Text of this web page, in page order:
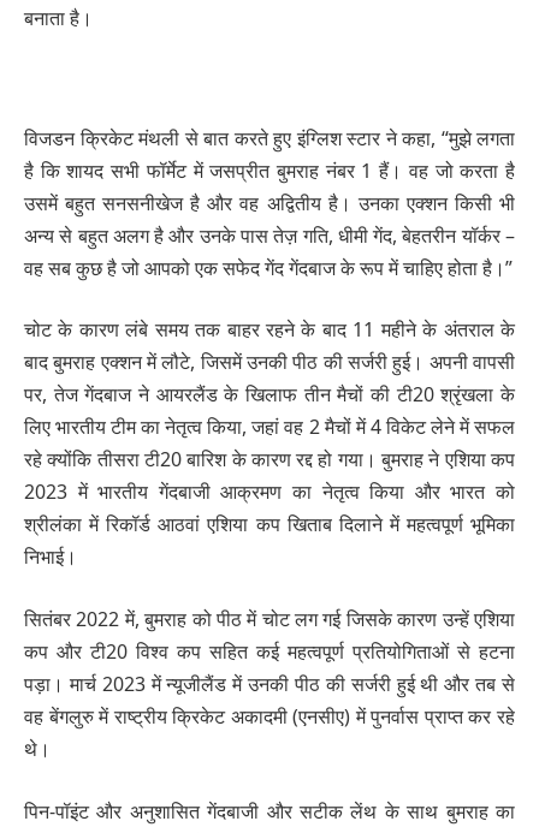
बनाता है।
विजडन क्रिकेट मंथली से बात करते हुए इंग्लिश स्टार ने कहा, “मुझे लगता
है कि शायद सभी फॉर्मेट में जसप्रीत बुमराह नंबर 1 हैं। वह जो करता है
उसमें बहुत सनसनीखेज है और वह अद्वितीय है। उनका एक्शन किसी भी
अन्य से बहुत अलग है और उनके पास तेज़ गति, धीमी गेंद, बेहतरीन यॉर्कर –
वह सब कुछ है जो आपको एक सफेद गेंद गेंदबाज के रूप में चाहिए होता है।”
चोट के कारण लंबे समय तक बाहर रहने के बाद 11 महीने के अंतराल के
बाद बुमराह एक्शन में लौटे, जिसमें उनकी पीठ की सर्जरी हुई। अपनी वापसी
पर, तेज गेंदबाज ने आयरलैंड के खिलाफ तीन मैचों की टी20 श्रृंखला के
लिए भारतीय टीम का नेतृत्व किया, जहां वह 2 मैचों में 4 विकेट लेने में सफल
रहे क्योंकि तीसरा टी20 बारिश के कारण रद्द हो गया। बुमराह ने एशिया कप
2023 में भारतीय गेंदबाजी आक्रमण का नेतृत्व किया और भारत को
श्रीलंका में रिकॉर्ड आठवां एशिया कप खिताब दिलाने में महत्वपूर्ण भूमिका
निभाई।
सितंबर 2022 में, बुमराह को पीठ में चोट लग गई जिसके कारण उन्हें एशिया
कप और टी20 विश्व कप सहित कई महत्वपूर्ण प्रतियोगिताओं से हटना
पड़ा। मार्च 2023 में न्यूजीलैंड में उनकी पीठ की सर्जरी हुई थी और तब से
वह बेंगलुरु में राष्ट्रीय क्रिकेट अकादमी (एनसीए) में पुनर्वास प्राप्त कर रहे
थे।
पिन-पॉइंट और अनुशासित गेंदबाजी और सटीक लेंथ के साथ बुमराह का